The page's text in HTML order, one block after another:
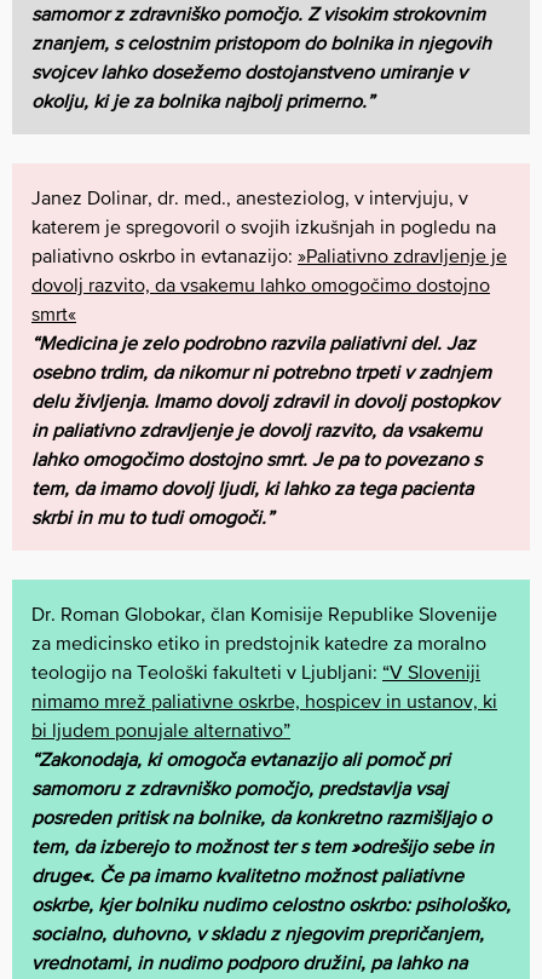
samomor z zdravniško pomočjo. Z visokim strokovnim
znanjem, s celostnim pristopom do bolnika in njegovih
svojcev lahko dosežemo dostojanstveno umiranje v
okolju, ki je za bolnika najbolj primerno.”
Janez Dolinar, dr. med., anesteziolog, v intervjuju, v
katerem je spregovoril o svojih izkušnjah in pogledu na
paliativno oskrbo in evtanazijo: »Paliativno zdravljenje je
dovolj razvito, da vsakemu lahko omogočimo dostojno
smrt«
“Medicina je zelo podrobno razvila paliativni del. Jaz
osebno trdim, da nikomur ni potrebno trpeti v zadnjem
delu življenja. Imamo dovolj zdravil in dovolj postopkov
in paliativno zdravljenje je dovolj razvito, da vsakemu
lahko omogočimo dostojno smrt. Je pa to povezano s
tem, da imamo dovolj ljudi, ki lahko za tega pacienta
skrbi in mu to tudi omogoči.”
Dr. Roman Globokar, član Komisije Republike Slovenije
za medicinsko etiko in predstojnik katedre za moralno
teologijo na Teološki fakulteti v Ljubljani: “V Sloveniji
nimamo mrež paliativne oskrbe, hospicev in ustanov, ki
bi ljudem ponujale alternativo”
“Zakonodaja, ki omogoča evtanazijo ali pomoč pri
samomoru z zdravniško pomočjo, predstavlja vsaj
posreden pritisk na bolnike, da konkretno razmišljajo o
tem, da izberejo to možnost ter s tem »odrešijo sebe in
druge«. Če pa imamo kvalitetno možnost paliativne
oskrbe, kjer bolniku nudimo celostno oskrbo: psihološko,
socialno, duhovno, v skladu z njegovim prepričanjem,
vrednotami, in nudimo podporo družini, pa lahko na